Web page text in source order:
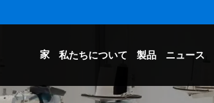
家 私たちについて 製品 ニュース